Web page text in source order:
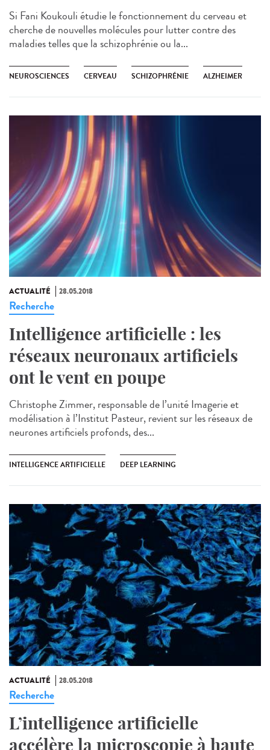
Si Fani Koukouli étudie le fonctionnement du cerveau et
cherche de nouvelles molécules pour lutter contre des
maladies telles que la schizophrénie ou la...
NEUROSCIENCES CERVEAU SCHIZOPHRÉNIE ALZHEIMER
ACTUALITÉ 28.05.2018
Recherche
Intelligence artificielle : les
réseaux neuronaux artificiels
ont le vent en poupe
Christophe Zimmer, responsable de l’unité Imagerie et
modélisation à l’Institut Pasteur, revient sur les réseaux de
neurones artificiels profonds, des...
INTELLIGENCE ARTIFICIELLE DEEP LEARNING
ACTUALITÉ 28.05.2018
Recherche
L’intelligence artificielle
accélère la microscopie à haute